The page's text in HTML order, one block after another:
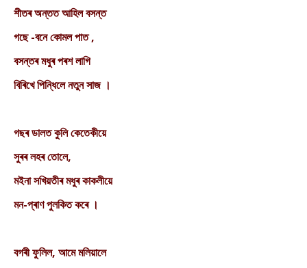
শীতৰ অন্তত আহিল বসন্ত
গছে -বনে কোমল পাত ,
বসন্তৰ মধুৰ পৰশ লাগি
বিৰিখে পিন্ধিলে নতুন সাজ ।
গছৰ ডালত কুলি কেতেকীয়ে
সুৰৰ লহৰ তোলে,
মইনা সখিয়তীৰ মধুৰ কাকলীয়ে
মন-প্ৰাণ পুলকিত কৰে ।
বগৰী ফুলিল, আমে মলিয়ালে